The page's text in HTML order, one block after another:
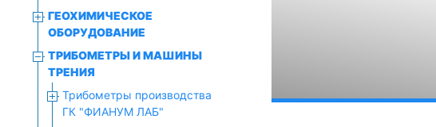
ГЕОХИМИЧЕСКОЕ
ОБОРУДОВАНИЕ
ТРИБОМЕТРЫ И МАШИНЫ
ТРЕНИЯ
Трибометры производства
ГК "ФИАНУМ ЛАБ"